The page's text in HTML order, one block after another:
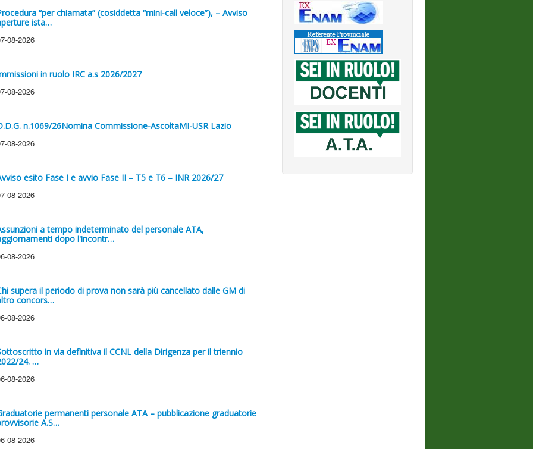
“per chiamata” (cosiddetta “mini-call veloce”), – Avviso
ista…
08-2026
in ruolo IRC a.s 2026/2027
08-2026
n.1069/26Nomina Commissione-AscoltaMI-USR Lazio
08-2026
esito Fase I e avvio Fase II – T5 e T6 – INR 2026/27
08-2026
a tempo indeterminato del personale ATA,
dopo l'incontr…
08-2026
supera il periodo di prova non sarà più cancellato dalle GM di
concors…
08-2026
in via definitiva il CCNL della Dirigenza per il triennio
24. …
08-2026
permanenti personale ATA – pubblicazione graduatorie
A.S…
08-2026